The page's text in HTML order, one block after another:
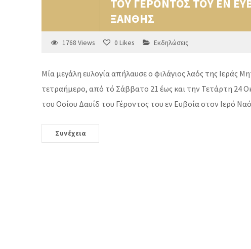
ΤΟΥ ΓΕΡΟΝΤΟΣ ΤΟΥ ΕΝ
ΞΑΝΘΗΣ
1768 Views 0 Likes Εκδηλώσεις
Μία μεγάλη ευλογία απήλαυσε ο φιλάγιος λαός της Ιεράς
τετραήμερο, από τό Σάββατο 21 έως και την Τετάρτη 24
του Οσίου Δαυίδ του Γέροντος του εν Ευβοία στον Ιερό
Συνέχεια